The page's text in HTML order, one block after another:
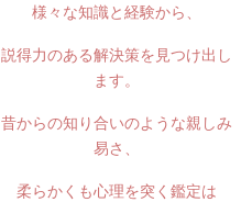
様々な知識と経験から、
説得力のある解決策を見つけ出し
ます。
昔からの知り合いのような親しみ
易さ、
柔らかくも心理を突く鑑定は